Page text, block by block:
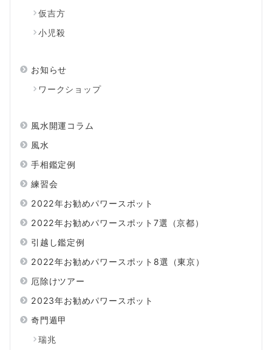
仮吉方
小児殺
お知らせ
ワークショップ
風水開運コラム
風水
手相鑑定例
練習会
2022年お勧めパワースポット
2022年お勧めパワースポット7選（京都）
引越し鑑定例
2022年お勧めパワースポット8選（東京）
厄除けツアー
2023年お勧めパワースポット
奇門遁甲
瑞兆